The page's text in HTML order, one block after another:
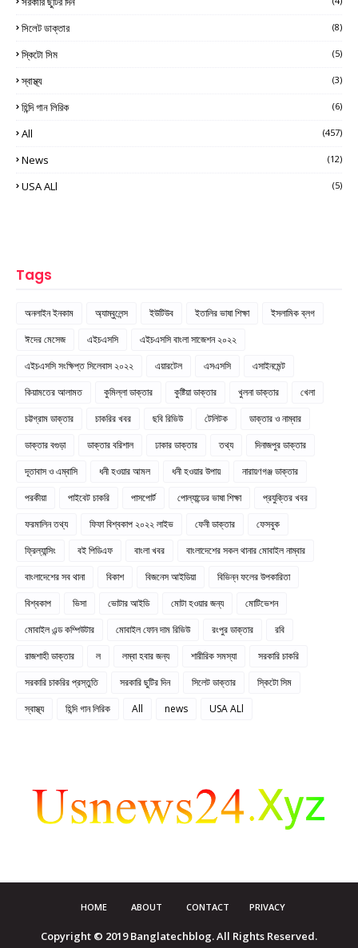
সিলেট ডাক্তার (8)
স্কিটো সিম (5)
স্বাস্থ্য (3)
হিন্দি গান লিরিক (6)
All (457)
News (12)
USA ALl (5)
Tags
অনলাইন ইনকাম অ্যাম্বুলেন্স ইউটিউব ইতালির ভাষা শিক্ষা
ইসলামিক ব্লগ
ঈদের মেসেজ
এইচএসসি
এইচএসসি বাংলা সাজেশন ২০২২
এইচএসসি সংক্ষিপ্ত সিলেবাস ২০২২
এয়ারটেল এসএসসি
এসাইনমেন্ট
কিয়ামতের আলামত
কুমিল্লা ডাক্তার কুষ্টিয়া ডাক্তার খুলনা ডাক্তার
খেলা
চট্টগ্রাম ডাক্তার
চাকরির খবর ছবি রিভিউ টেলিটক
ডাক্তার ও নাম্বার
ডাক্তার বগুড়া
ডাক্তার বরিশাল ঢাকার ডাক্তার তথ্য
দিনাজপুর ডাক্তার
দূতাবাস ও এম্বাসি
ধনী হওয়ার আমল ধনী হওয়ার উপায়
নারায়ণগঞ্জ ডাক্তার
পরকীয়া
পাইবেট চাকরি পাসপোর্ট পোল্যান্ডের ভাষা শিক্ষা
প্রযুক্তির খবর
ফরমালিন তথ্য
ফিফা বিশ্বকাপ ২০২২ লাইভ ফেনী ডাক্তার
ফেসবুক
ফ্রিল্যান্সিং
বই পিডিএফ বাংলা খবর
বাংলাদেশের সকল থানার মোবাইল নাম্বার
বাংলাদেশের সব থানা
বিকাশ বিজনেস আইডিয়া
বিভিন্ন ফলের উপকারিতা
বিশ্বকাপ
ভিসা ভোটার আইডি মোটা হওয়ার জন্য
মোটিভেশন
মোবাইল এন্ড কম্পিউটার
মোবাইল ফোন দাম রিভিউ রংপুর ডাক্তার
রবি
রাজশাহী ডাক্তার
ল লম্বা হবার জন্য শারীরিক সমস্যা
সরকারি চাকরি
সরকারি চাকরির প্রস্তুতি
সরকারি ছুটির দিন সিলেট ডাক্তার
স্কিটো সিম
স্বাস্থ্য
হিন্দি গান লিরিক All news USA ALl
HOME ABOUT CONTACT PRIVACY
Copyright © 2019 Banglatechblog. All Rights Reserved.